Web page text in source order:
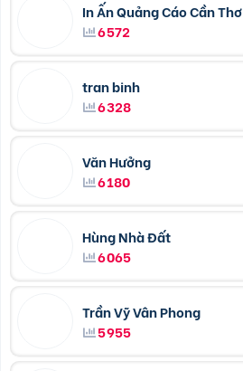
In Ấn Quảng Cáo Cần Thơ
6572
tran binh
6328
Văn Hưởng
6180
Hùng Nhà Đất
6065
Trần Vỹ Vân Phong
5955